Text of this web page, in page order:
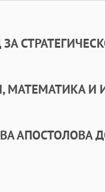
МАТЕМАТИКА И
АПОСТОЛОВА